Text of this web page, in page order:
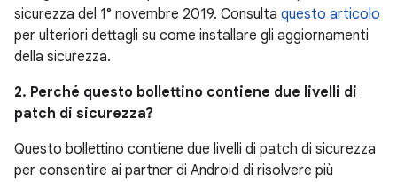
sicurezza del 1° novembre 2019. Consulta questo articolo
per ulteriori dettagli su come installare gli aggiornamenti
della sicurezza.
2. Perché questo bollettino contiene due livelli di
patch di sicurezza?
Questo bollettino contiene due livelli di patch di sicurezza
per consentire ai partner di Android di risolvere più